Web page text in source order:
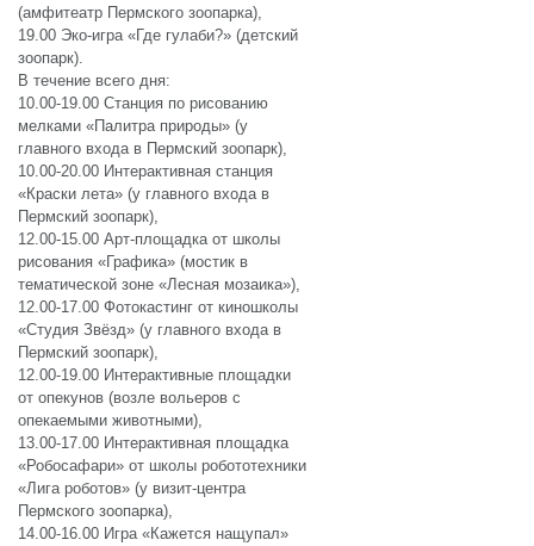
(амфитеатр Пермского зоопарка),
19.00 Эко-игра «Где гулаби?» (детский
зоопарк).
В течение всего дня:
10.00-19.00 Станция по рисованию
мелками «Палитра природы» (у
главного входа в Пермский зоопарк),
10.00-20.00 Интерактивная станция
«Краски лета» (у главного входа в
Пермский зоопарк),
12.00-15.00 Арт-площадка от школы
рисования «Графика» (мостик в
тематической зоне «Лесная мозаика»),
12.00-17.00 Фотокастинг от киношколы
«Студия Звёзд» (у главного входа в
Пермский зоопарк),
12.00-19.00 Интерактивные площадки
от опекунов (возле вольеров с
опекаемыми животными),
13.00-17.00 Интерактивная площадка
«Робосафари» от школы робототехники
«Лига роботов» (у визит-центра
Пермского зоопарка),
14.00-16.00 Игра «Кажется нащупал»